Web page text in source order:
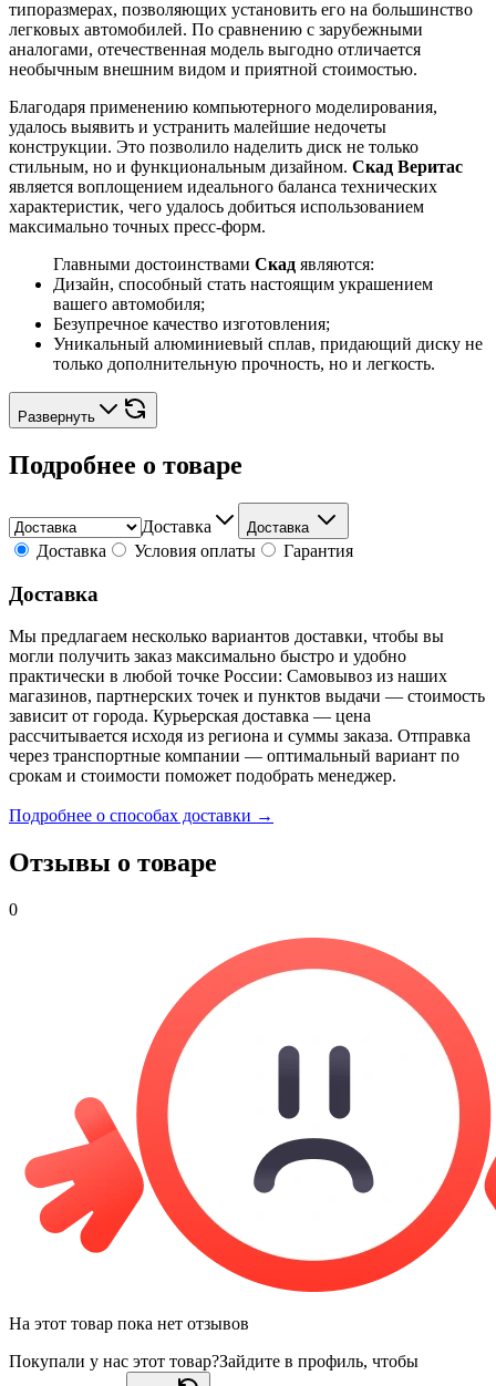
типоразмерах, позволяющих установить его на большинство
легковых автомобилей. По сравнению с зарубежными
аналогами, отечественная модель выгодно отличается
необычным внешним видом и приятной стоимостью.
Благодаря применению компьютерного моделирования,
удалось выявить и устранить малейшие недочеты
конструкции. Это позволило наделить диск не только
стильным, но и функциональным дизайном. Скад Веритас
является воплощением идеального баланса технических
характеристик, чего удалось добиться использованием
максимально точных пресс-форм.
Главными достоинствами Скад являются:
Дизайн, способный стать настоящим украшением
вашего автомобиля;
Безупречное качество изготовления;
Уникальный алюминиевый сплав, придающий диску не
только дополнительную прочность, но и легкость.
Развернуть
Подробнее о товаре
Доставка Доставка
Доставка Условия оплаты Гарантия
Доставка
Мы предлагаем несколько вариантов доставки, чтобы вы
могли получить заказ максимально быстро и удобно
практически в любой точке России: Самовывоз из наших
магазинов, партнерских точек и пунктов выдачи — стоимость
зависит от города. Курьерская доставка — цена
рассчитывается исходя из региона и суммы заказа. Отправка
через транспортные компании — оптимальный вариант по
срокам и стоимости поможет подобрать менеджер.
Подробнее о способах доставки →
Отзывы о товаре
0
На этот товар пока нет отзывов
Покупали у нас этот товар?Зайдите в профиль, чтобы